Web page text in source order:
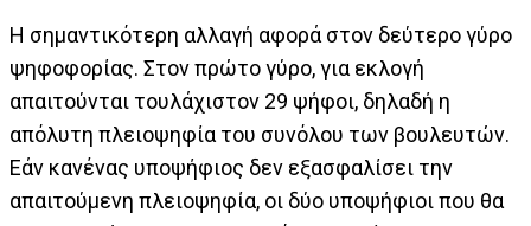
Η σημαντικότερη αλλαγή αφορά στον δεύτερο γύρο
ψηφοφορίας. Στον πρώτο γύρο, για εκλογή
απαιτούνται τουλάχιστον 29 ψήφοι, δηλαδή η
απόλυτη πλειοψηφία του συνόλου των βουλευτών.
Εάν κανένας υποψήφιος δεν εξασφαλίσει την
απαιτούμενη πλειοψηφία, οι δύο υποψήφιοι που θα